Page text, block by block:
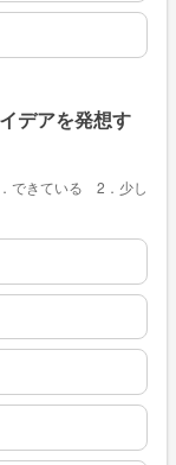
デアを発想す
できている 2．少し